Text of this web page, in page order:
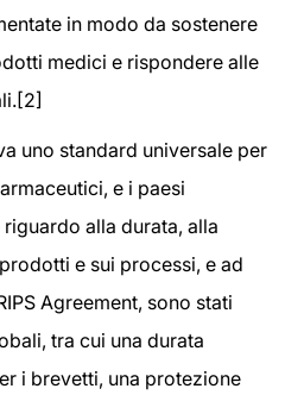
in modo da sostenere
medici e rispondere alle
uno standard universale per
e i paesi
alla durata, alla
e sui processi, e ad
Agreement, sono stati
tra cui una durata
i brevetti, una protezione